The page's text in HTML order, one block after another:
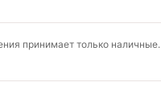
принимает только наличные.